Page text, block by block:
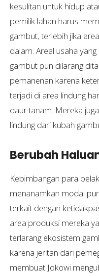
kesulitan untuk hidup
pemilik lahan harus
gambut, terlebih jika
dalam. Areal usaha
gambut pun dilarang
pemanenan karena
terjadi di area lindung
daur tanam. Mereka
lindung dari kubah
Berubah
Kebimbangan para
menanamkan modal
terkait dengan
area produksi mereka
terlarang ekosistem
karena jeritan dari
membuat Jokowi